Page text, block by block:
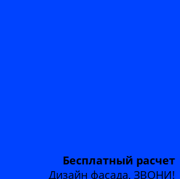
Бесплатный расчет
Дизайн фасада, ЗВОНИ!